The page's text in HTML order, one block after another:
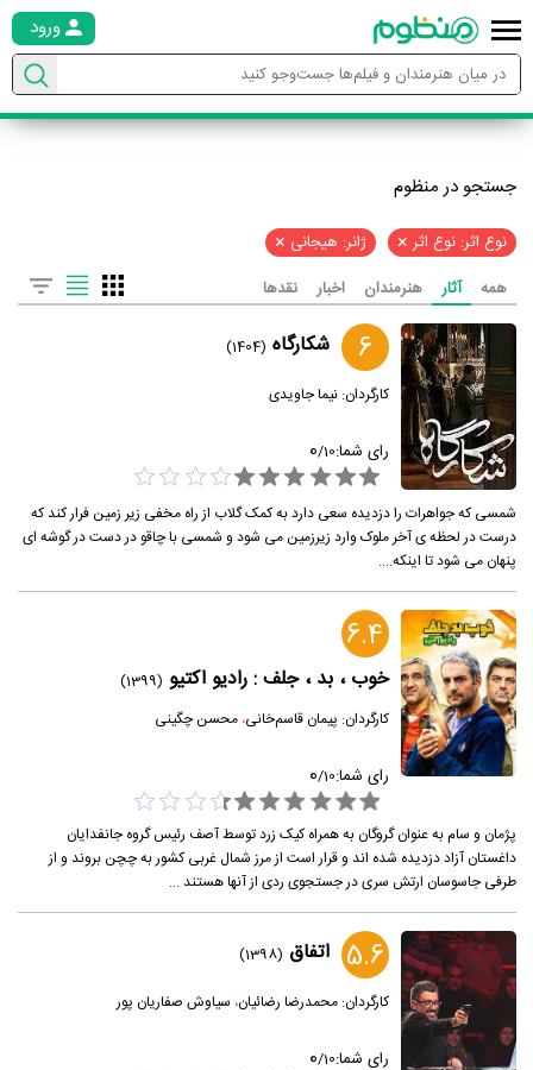
ورود
جستجو در منظوم
نوع اثر: نوع اثر × ژانر: هیجانی ×
همه آثار هنرمندان اخبار نقدها
6 شکارگاه (1404)
کارگردان:نیما جاویدی
رای شما: 0/10
شمسی که جواهرات را دزدیده سعی دارد به کمک گلاب از راه مخفی زیر زمین فرار کند که
درست در لحظه ی آخر ملوک وارد زیرزمین می شود و شمسی با چاقو در دست در گوشه ای
پنهان می شود تا اینکه....
6.4
خوب ، بد ، جلف : رادیو اکتیو (1399)
کارگردان: پیمان قاسم‌خانی،محسن چگینی
رای شما: 0/10
پژمان و سام به عنوان گروگان به همراه کیک زرد توسط آصف رئیس گروه جانفدایان
داغستان آزاد دزدیده شده اند و قرار است از مرز شمال غربی کشور به چچن بروند و از
طرفی جاسوسان ارتش سری در جستجوی ردی از آنها هستند ...
5.6 اتفاق (1398)
کارگردان:محمدرضا رضائیان، سیاوش صفاریان پور
رای شما: 0/10